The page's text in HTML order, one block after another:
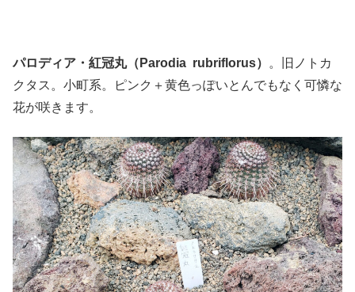
パロディア・紅冠丸（Parodia rubriflorus） 。旧ノトカ
クタス。小町系。ピンク＋黄色っぽいとんでもなく可憐な
花が咲きます。